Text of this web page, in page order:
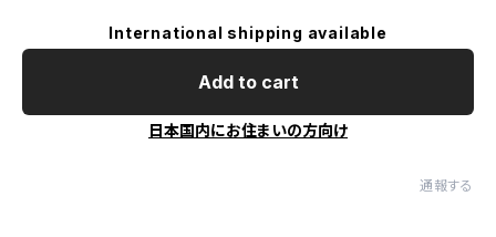
International shipping available
Add to cart
日本国内にお住まいの方向け
通報する